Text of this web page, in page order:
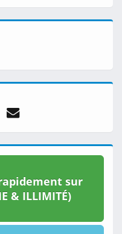
sur
& ILLIMITÉ)